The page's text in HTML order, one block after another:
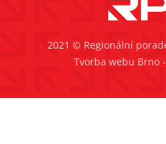
2021 © Regionální
Tvorba webu Brno